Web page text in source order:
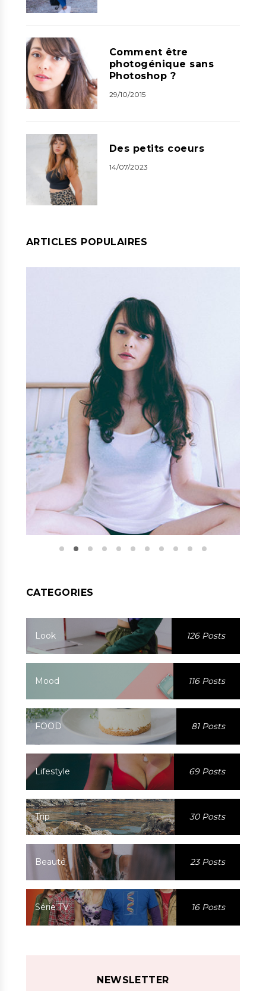
Comment être
photogénique sans
Photoshop ?
29/10/2015
Des petits coeurs
14/07/2023
ARTICLES POPULAIRES
CATEGORIES
Look 126 Posts
Mood 116 Posts
FOOD 81 Posts
Lifestyle 69 Posts
Trip 30 Posts
Beauté 23 Posts
Série TV 16 Posts
NEWSLETTER